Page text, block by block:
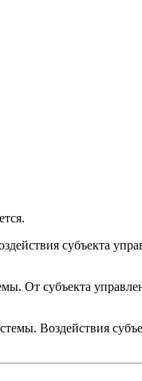
субъекта
От субъекта
Воздействия